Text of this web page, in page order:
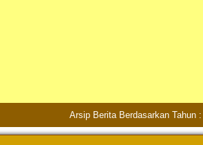
Arsip Berita Berdasarkan Tahun :